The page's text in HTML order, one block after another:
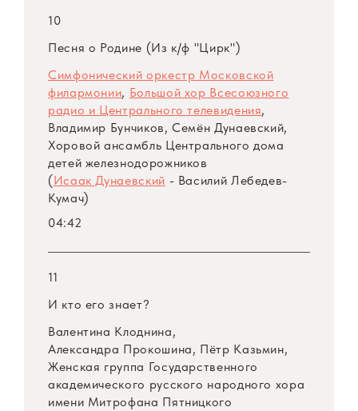
10
Песня о Родине (Из к/ф "Цирк")
Симфонический оркестр Московской
филармонии, Большой хор Всесоюзного
радио и Центрального телевидения,
Владимир Бунчиков, Семён Дунаевский,
Хоровой ансамбль Центрального дома
детей железнодорожников
(Исаак Дунаевский - Василий Лебедев-
Кумач)
04:42
11
И кто его знает?
Валентина Клоднина,
Александра Прокошина, Пётр Казьмин,
Женская группа Государственного
академического русского народного хора
имени Митрофана Пятницкого